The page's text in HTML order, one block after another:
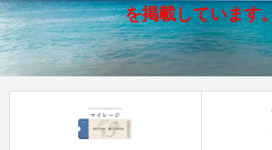
を掲載しています。